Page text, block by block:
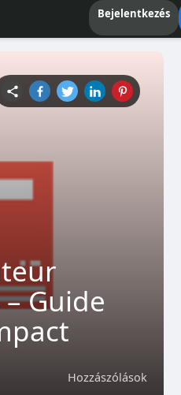
Bejelentkezés
Guide
Hozzászólások